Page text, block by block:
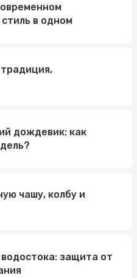
в одном
дождевик: как
чашу, колбу и
защита от